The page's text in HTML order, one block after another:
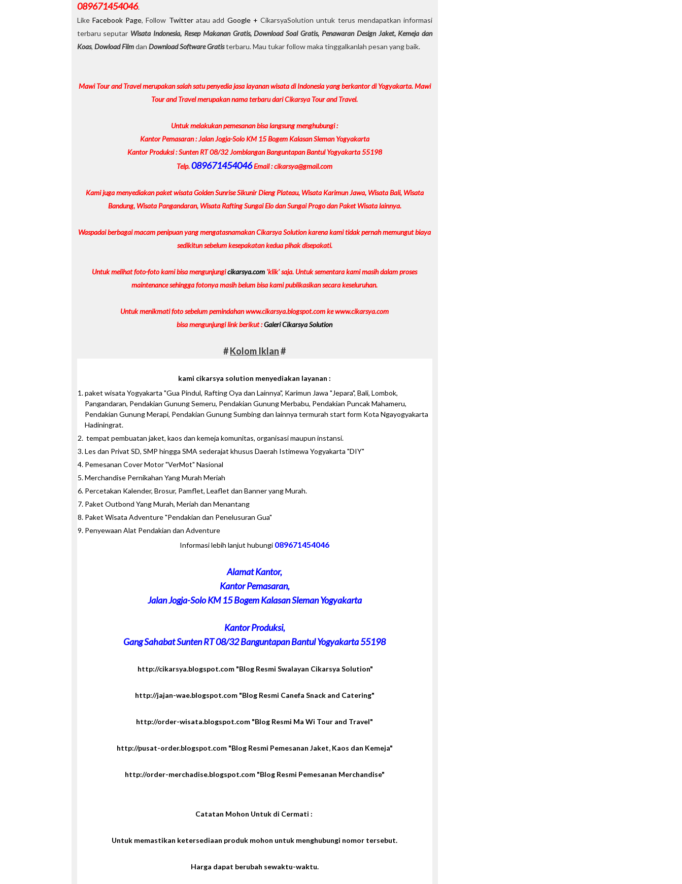
089671454046.
Like Facebook Page, Follow Twitter atau add Google + CikarsyaSolution untuk terus mendapatkan informasi
terbaru seputar Wisata Indonesia, Resep Makanan Gratis, Download Soal Gratis, Penawaran Design Jaket, Kemeja dan
Koas, Dowload Filmdan Download Software Gratisterbaru. Mau tukar follow maka tinggalkanlah pesan yang baik.
Mawi Tour and Travel merupakan salah satu penyedia jasa layanan wisata di Indonesia yang berkantor di Yogyakarta. Mawi
Tour and Travel merupakan nama terbaru dari Cikarsya Tour and Travel.
Untuk melakukan pemesanan bisa langsung menghubungi :
Kantor Pemasaran : Jalan Jogja-Solo KM 15 Bogem Kalasan Sleman Yogyakarta
Kantor Produksi : Sunten RT 08/32 Jomblangan Banguntapan Bantul Yogyakarta 55198
Telp.089671454046Email : cikarsya@gmail.com
Kami juga menyediakan paket wisata Golden Sunrise Sikunir Dieng Plateau, Wisata Karimun Jawa, Wisata Bali, Wisata
Bandung, Wisata Pangandaran, Wisata Rafting Sungai Elo dan Sungai Progo dan Paket Wisata lainnya.
Waspadai berbagai macam penipuan yang mengatasnamakan Cikarsya Solution karena kami tidak pernah memungut biaya
sedikitun sebelum kesepakatan kedua pihak disepakati.
Untuk melihat foto-foto kami bisa mengunjungicikarsya.com 'klik' saja. Untuk sementara kami masih dalam proses
maintenance sehingga fotonya masih belum bisa kami publikasikan secara keseluruhan.
Untuk menikmati foto sebelum pemindahan www.cikarsya.blogspot.com ke www.cikarsya.com
bisa mengunjungi link berikut :Galeri Cikarsya Solution
#Kolom Iklan#
kami cikarsya solution menyediakan layanan :
paket wisata Yogyakarta "Gua Pindul, Rafting Oya dan Lainnya", Karimun Jawa "Jepara", Bali, Lombok,
Pangandaran, Pendakian Gunung Semeru, Pendakian Gunung Merbabu, Pendakian Puncak Mahameru,
Pendakian Gunung Merapi, Pendakian Gunung Sumbing dan lainnya termurah start form Kota Ngayogyakarta
Hadiningrat.
tempat pembuatan jaket, kaos dan kemeja komunitas, organisasi maupun instansi.
Les dan Privat SD, SMP hingga SMA sederajat khusus Daerah Istimewa Yogyakarta "DIY"
Pemesanan Cover Motor "VerMot" Nasional
Merchandise Pernikahan Yang Murah Meriah
Percetakan Kalender, Brosur, Pamflet, Leaflet dan Banner yang Murah.
Paket Outbond Yang Murah, Meriah dan Menantang
Paket Wisata Adventure "Pendakian dan Penelusuran Gua"
Penyewaan Alat Pendakian dan Adventure
Informasi lebih lanjut hubungi 089671454046
Alamat Kantor,
Kantor Pemasaran,
Jalan Jogja-Solo KM 15 Bogem Kalasan Sleman Yogyakarta
Kantor Produksi,
Gang Sahabat Sunten RT 08/32 Banguntapan Bantul Yogyakarta 55198
http://cikarsya.blogspot.com "Blog Resmi Swalayan Cikarsya Solution"
http://jajan-wae.blogspot.com "Blog Resmi Canefa Snack and Catering"
http://order-wisata.blogspot.com "Blog Resmi Ma Wi Tour and Travel"
http://pusat-order.blogspot.com "Blog Resmi Pemesanan Jaket, Kaos dan Kemeja"
http://order-merchadise.blogspot.com "Blog Resmi Pemesanan Merchandise"
Catatan Mohon Untuk di Cermati :
Untuk memastikan ketersediaan produk mohon untuk menghubungi nomor tersebut.
Harga dapat berubah sewaktu-waktu.